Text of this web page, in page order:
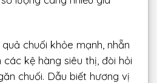
chuối khỏe mạnh, nhẵn
các kệ hàng siêu thị, đòi hỏi
chuối. Dẫu biết hương vị